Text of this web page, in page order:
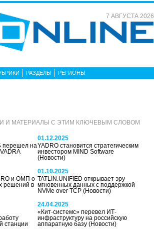
7 АВГУСТА 2026
РАЗДЕЛЫ РЕГИОНЫ
И МАТЕРИАЛЫ С ЭТИМ КЛЮЧЕВЫМ СЛОВОМ
перешел на
01.12.2025
YADRO становится стратегическим
инвестором MIND Software
(Новости)
и ОМП о
решений в
01.10.2025
TATLIN.UNIFIED открывает эру
мгновенных данных с поддержкой
NVMe over TCP(Новости)
станции
24.04.2025
«Кит-системс» перевел ИТ-
инфраструктуру на российскую
аппаратную базу(Новости)